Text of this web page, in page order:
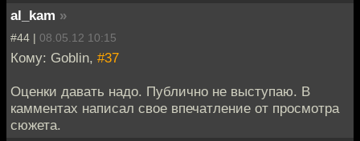
al_kam »
#44 | 08.05.12 10:15
Кому: Goblin, #37
Оценки давать надо. Публично не выступаю. В
камментах написал свое впечатление от просмотра
сюжета.